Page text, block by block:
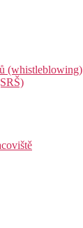
(whistleblowing)